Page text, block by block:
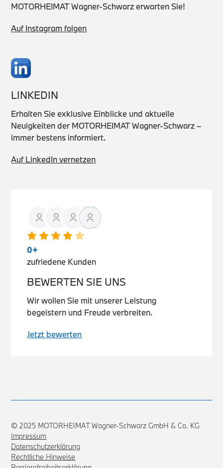
MOTORHEIMAT Wagner-Schwarz erwarten Sie!
Auf Instagram folgen
LINKEDIN
Erhalten Sie exklusive Einblicke und aktuelle
Neuigkeiten der MOTORHEIMAT Wagner-Schwarz –
immer bestens informiert.
Auf LinkedIn vernetzen
0+
zufriedene Kunden
BEWERTEN SIE UNS
Wir wollen Sie mit unserer Leistung
begeistern und Freude verbreiten.
Jetzt bewerten
© 2025 MOTORHEIMAT Wagner-Schwarz GmbH & Co. KG
Impressum
Datenschutzerklärung
Rechtliche Hinweise